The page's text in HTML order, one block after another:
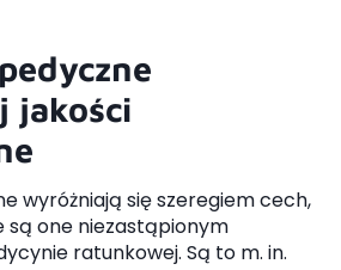
jakości
wyróżniają się szeregiem cech,
są one niezastąpionym
ratunkowej. Są to m. in.